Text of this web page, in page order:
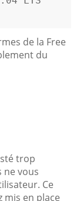
de la Free
du
trop
ne vous
Ce
mis en place